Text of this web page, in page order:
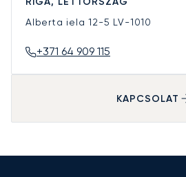
Alberta iela 12-5 LV-1010
+371 64 909 115
KAPCSOLAT